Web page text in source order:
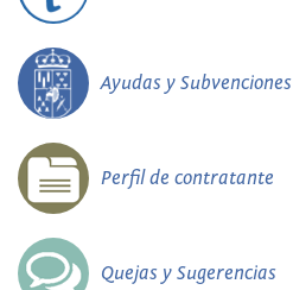
Ayudas y Subvenciones
Perfil de contratante
Quejas y Sugerencias